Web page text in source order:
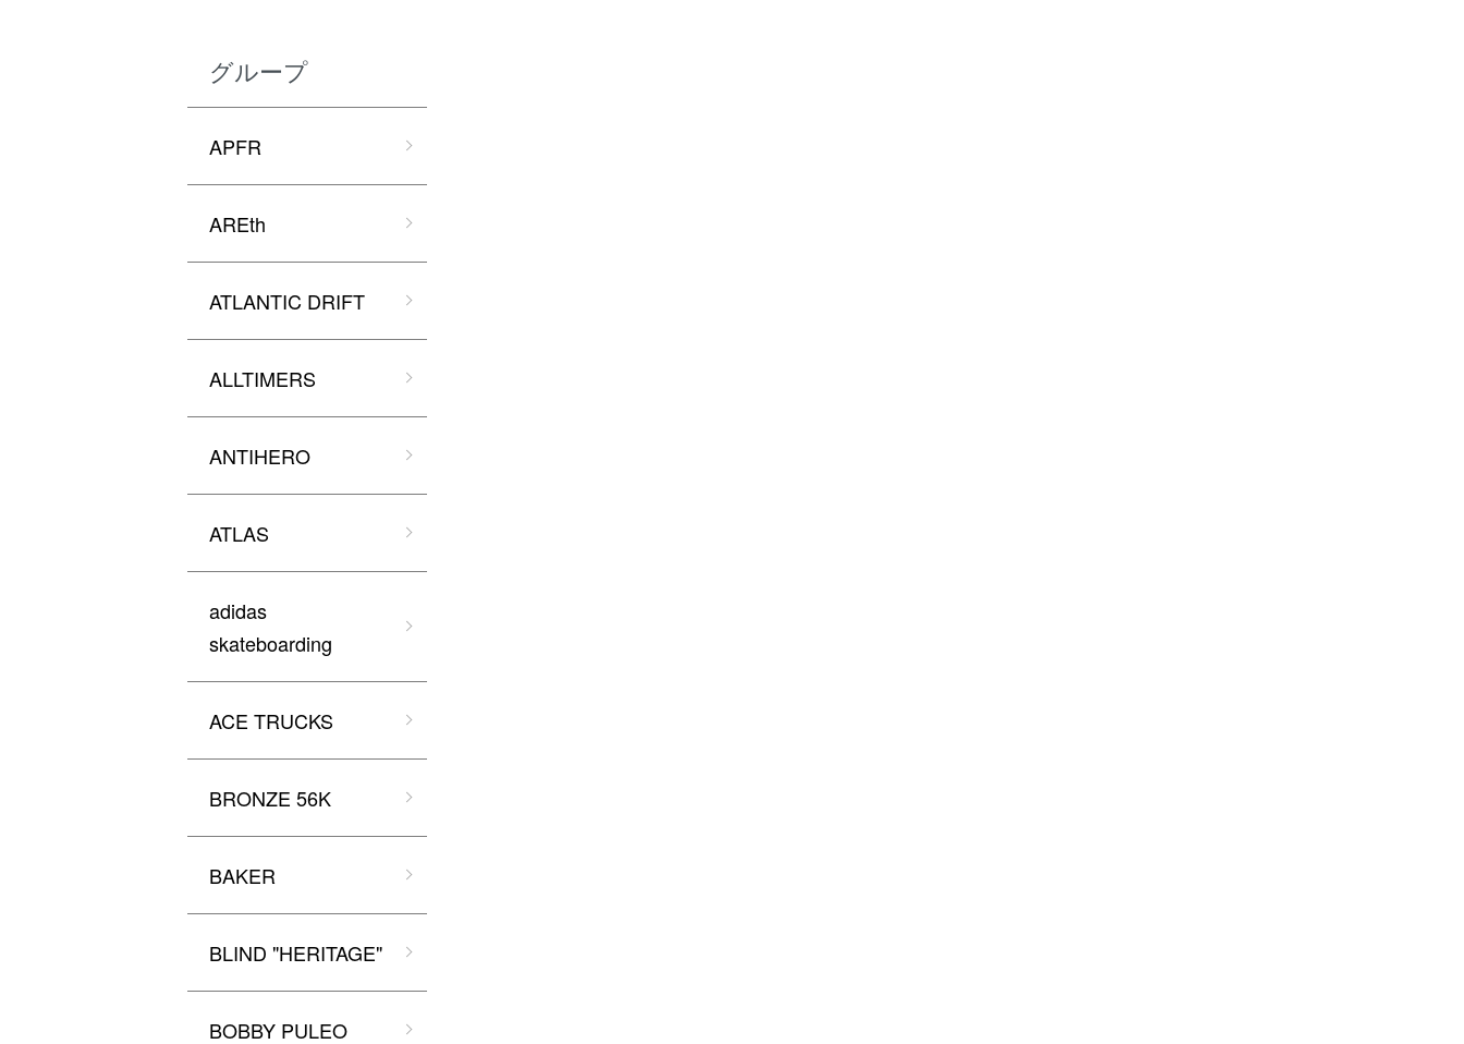
グループ
APFR
AREth
ATLANTIC DRIFT
ALLTIMERS
ANTIHERO
ATLAS
adidas
skateboarding
ACE TRUCKS
BRONZE 56K
BAKER
BLIND "HERITAGE"
BOBBY PULEO